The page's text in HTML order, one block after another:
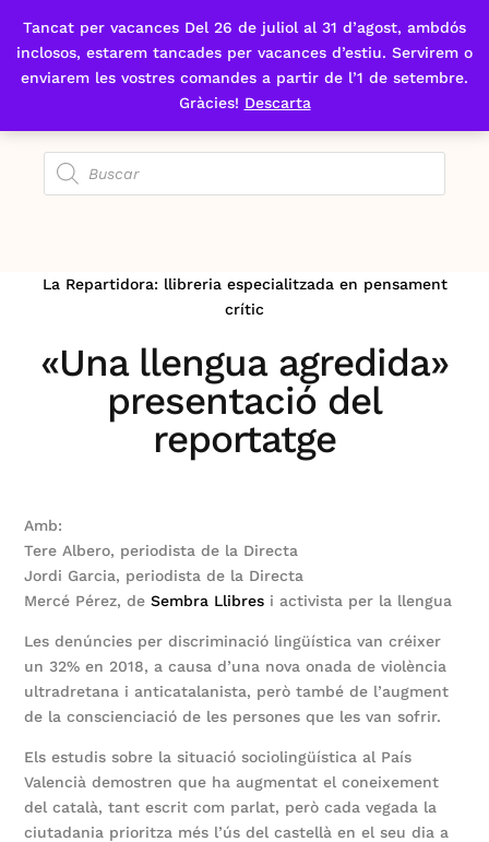
Tancat per vacances Del 26 de juliol al 31 d’agost, ambdós
inclosos, estarem tancades per vacances d’estiu. Servirem o
enviarem les vostres comandes a partir de l’1 de setembre.
Gràcies! Descarta
Fes-te'n sòcia
La Repartidora: llibreria especialitzada en pensament
crític
«Una llengua agredida»
presentació del
reportatge
Amb:
Tere Albero, periodista de la Directa
Jordi Garcia, periodista de la Directa
Mercé Pérez, deSembra Llibres i activista per la llengua
Les denúncies per discriminació lingüística van créixer
un 32% en 2018, a causa d’una nova onada de violència
ultradretana i anticatalanista, però també de l’augment
de la conscienciació de les persones que les van sofrir.
Els estudis sobre la situació sociolingüística al País
Valencià demostren que ha augmentat el coneixement
del català, tant escrit com parlat, però cada vegada la
ciutadania prioritza més l’ús del castellà en el seu dia a